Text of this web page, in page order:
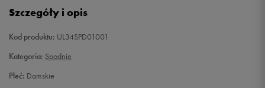
L Powiadom o dostępności
Szczegóły i opis
Kod produktu: UL34SPD01001
Kategoria: Spodnie
Płeć: Damskie